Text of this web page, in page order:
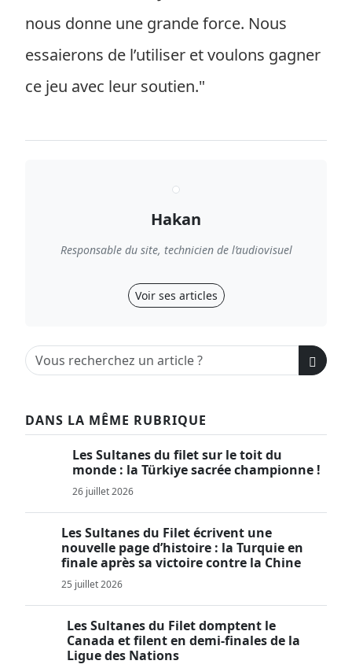
nous donne une grande force. Nous
essaierons de l’utiliser et voulons gagner
ce jeu avec leur soutien."
Hakan
Responsable du site, technicien de l’audiovisuel
Voir ses articles
DANS LA MÊME RUBRIQUE
Les Sultanes du filet sur le toit du
monde : la Türkiye sacrée championne !
26 juillet 2026
Les Sultanes du Filet écrivent une
nouvelle page d’histoire : la Turquie en
finale après sa victoire contre la Chine
25 juillet 2026
Les Sultanes du Filet domptent le
Canada et filent en demi-finales de la
Ligue des Nations